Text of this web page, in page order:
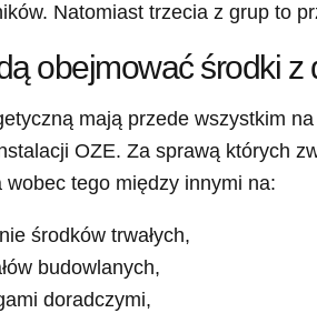
Natomiast trzecia z grup to
obejmować środki
mają przede wszystkim
OZE. Za sprawą których
tego między innymi na:
środków trwałych,
budowlanych,
doradczymi,